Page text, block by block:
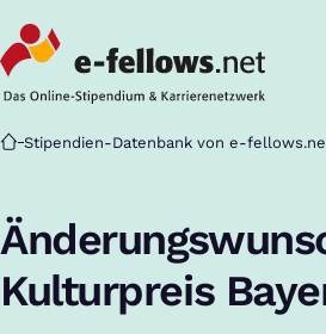
Startseite
Stipendien-Datenbank von e-
Kulturpreis